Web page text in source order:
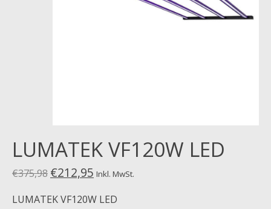
LUMATEK VF120W LED
€375,98 €212,95 Inkl. MwSt.
LUMATEK VF120W LED